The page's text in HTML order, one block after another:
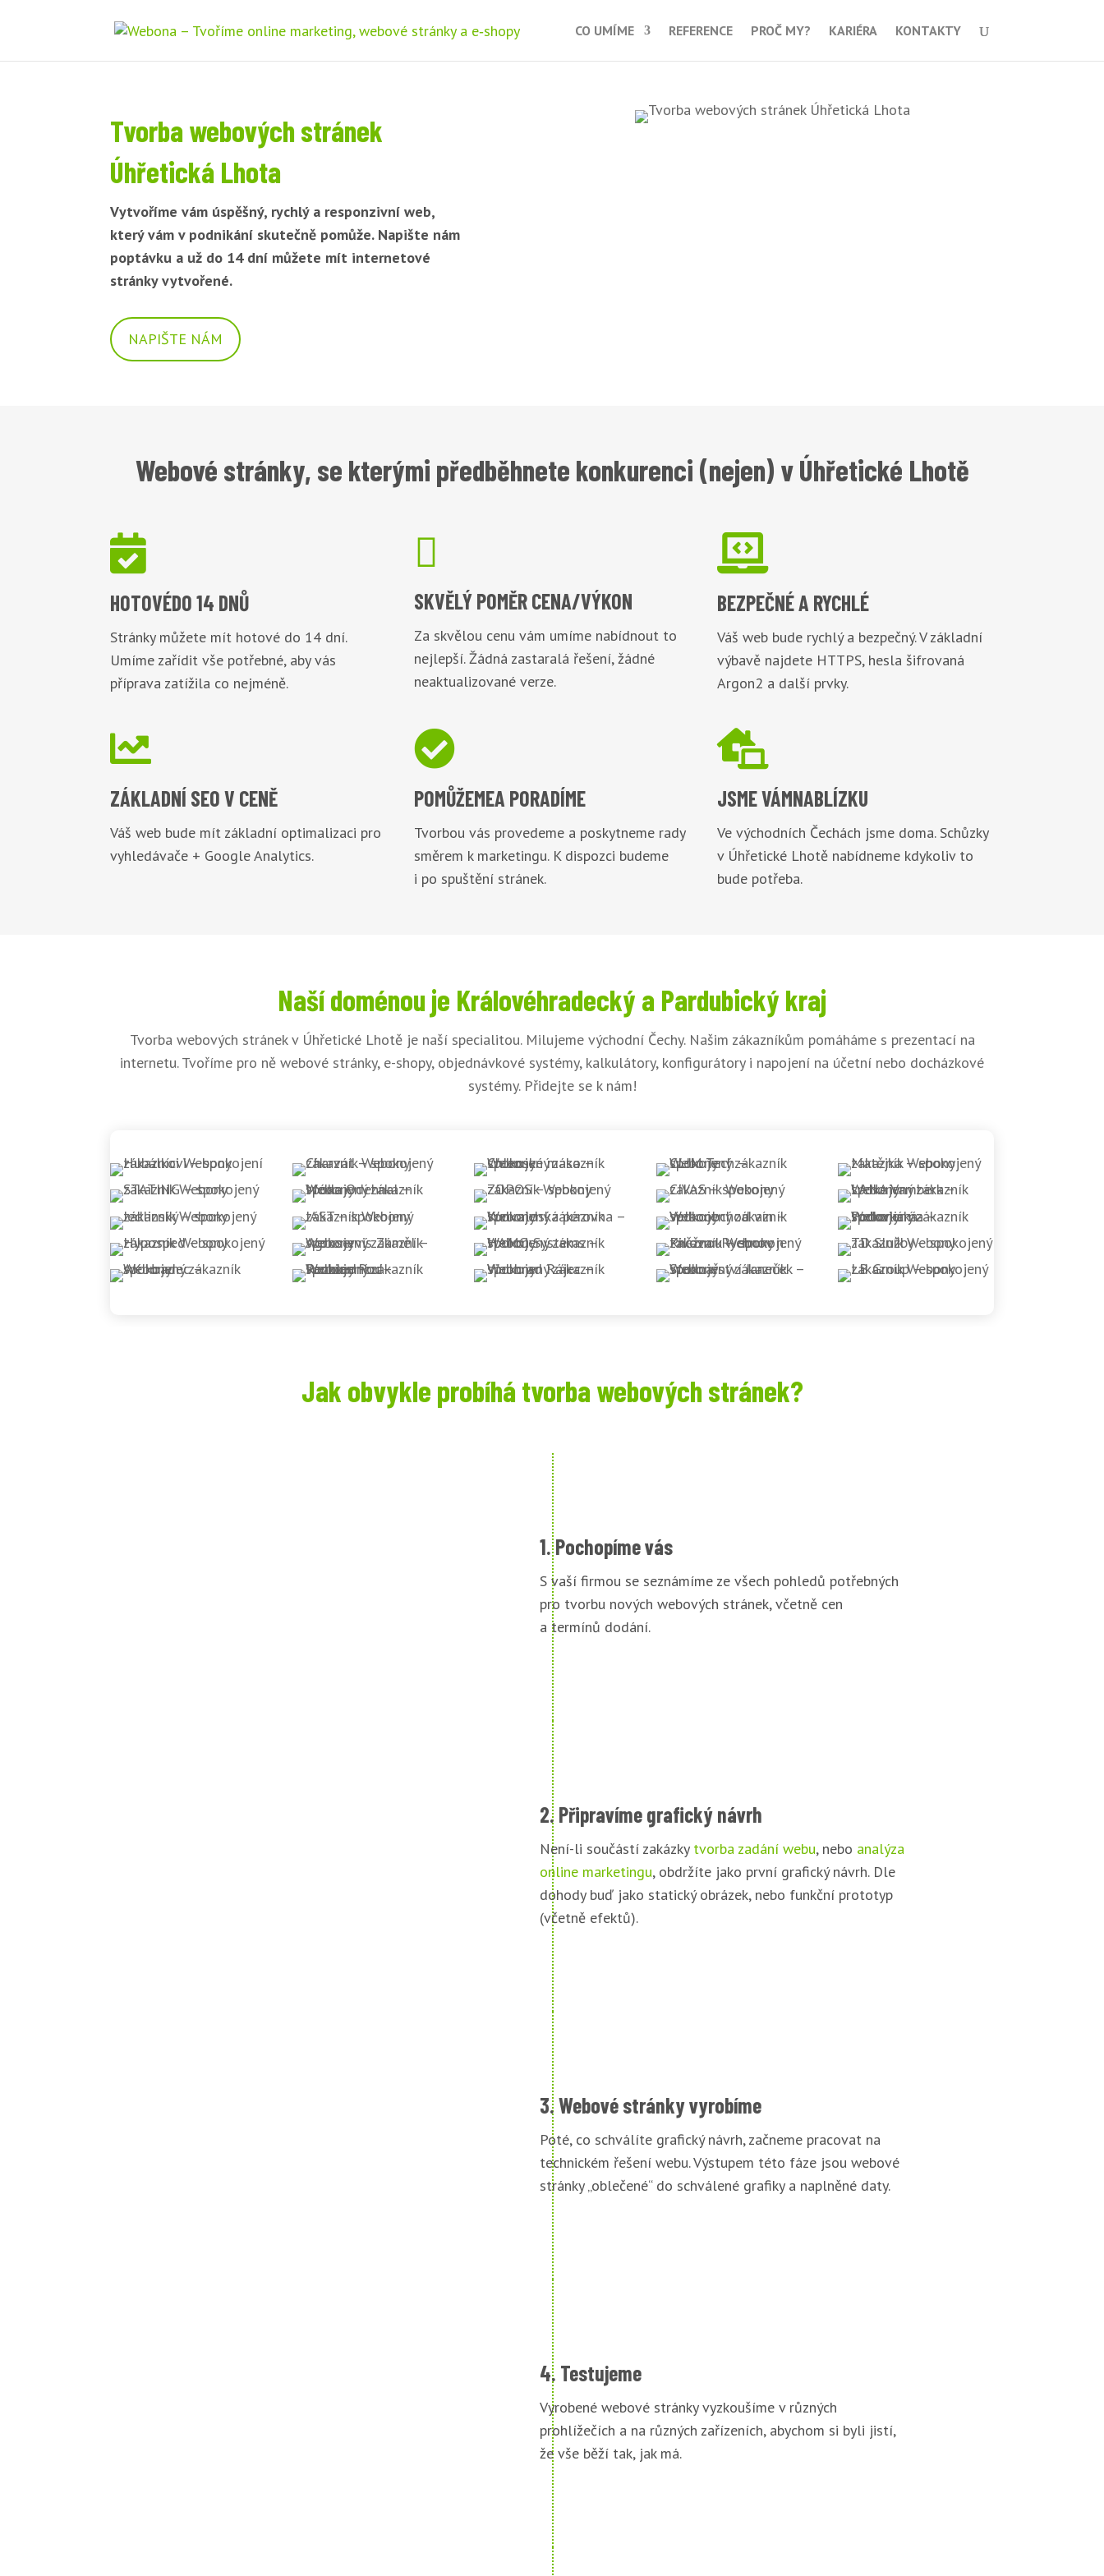
CO UMÍME REFERENCE PROČ MY? KARIÉRA KONTAKTY
Tvorba webových stránek
Úhřetická Lhota
Vytvoříme vám úspěšný, rychlý a responzivní web,
který vám v podnikání skutečně pomůže. Napište nám
poptávku a už do 14 dní můžete mít internetové
stránky vytvořené.
NAPIŠTE NÁM
Webové stránky, se kterými předběhnete konkurenci (nejen) v Úhřetické Lhotě

HOTOVÉDO 14 DNŮ
Stránky můžete mít hotové do 14 dní.
Umíme zařídit vše potřebné, aby vás
příprava zatížila co nejméně.

SKVĚLÝ POMĚRCENA/VÝKON
Za skvělou cenu vám umíme nabídnout to
nejlepší. Žádná zastaralá řešení, žádné
neaktualizované verze.

BEZPEČNÉA RYCHLÉ
Váš web bude rychlý a bezpečný. V základní
výbavě najdete HTTPS, hesla šifrovaná
Argon2 a další prvky.

ZÁKLADNÍ SEO V CENĚ
Váš web bude mít základní optimalizaci pro
vyhledávače + Google Analytics.

POMŮŽEMEA PORADÍME
Tvorbou vás provedeme a poskytneme rady
směrem k marketingu. K dispozci budeme
i po spuštění stránek.

JSME VÁMNABLÍZKU
Ve východních Čechách jsme doma. Schůzky
v Úhřetické Lhotě nabídneme kdykoliv to
bude potřeba.
Naší doménou je Královéhradecký a Pardubický kraj
Tvorba webových stránek v Úhřetické Lhotě je naší specialitou. Milujeme východní Čechy. Našim zákazníkům pomáháme s prezentací na
internetu. Tvoříme pro ně webové stránky, e-shopy, objednávkové systémy, kalkulátory, konfigurátory i napojení na účetní nebo docházkové
systémy. Přidejte se k nám!
Jak obvykle probíhá tvorba webových stránek?
1. Pochopíme vás
S vaší firmou se seznámíme ze všech pohledů potřebných
pro tvorbu nových webových stránek, včetně cen
a termínů dodání.
2. Připravíme grafický návrh
Není-li součástí zakázky tvorba zadání webu, nebo analýza
online marketingu, obdržíte jako první grafický návrh. Dle
dohody buď jako statický obrázek, nebo funkční prototyp
(včetně efektů).
3. Webové stránky vyrobíme
Poté, co schválíte grafický návrh, začneme pracovat na
technickém řešení webu. Výstupem této fáze jsou webové
stránky „oblečené“ do schválené grafiky a naplněné daty.
4. Testujeme
Vyrobené webové stránky vyzkoušíme v různých
prohlížečích a na různých zařízeních, abychom si byli jistí,
že vše běží tak, jak má.